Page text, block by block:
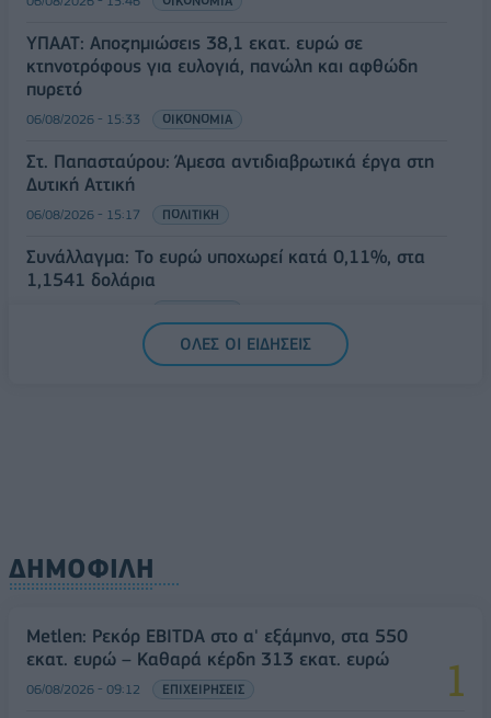
ΥΠΑΑΤ: Αποζημιώσεις 38,1 εκατ. ευρώ σε
κτηνοτρόφους για ευλογιά, πανώλη και αφθώδη
πυρετό
06/08/2026 - 15:33 ΟΙΚΟΝΟΜΙΑ
Στ. Παπασταύρου: Άμεσα αντιδιαβρωτικά έργα στη
Δυτική Αττική
06/08/2026 - 15:17 ΠΟΛΙΤΙΚΗ
Συνάλλαγμα: Το ευρώ υποχωρεί κατά 0,11%, στα
1,1541 δολάρια
ΟΛΕΣ ΟΙ ΕΙΔΗΣΕΙΣ
ΔΗΜΟΦΙΛΗ
Metlen: Ρεκόρ EBITDA στο α' εξάμηνο, στα 550
εκατ. ευρώ – Καθαρά κέρδη 313 εκατ. ευρώ
06/08/2026 - 09:12 ΕΠΙΧΕΙΡΗΣΕΙΣ